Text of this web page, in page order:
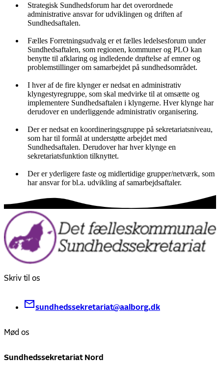
Strategisk Sundhedsforum har det overordnede
administrative ansvar for udviklingen og driften af
Sundhedsaftalen.
Fælles Forretningsudvalg er et fælles ledelsesforum under
Sundhedsaftalen, som regionen, kommuner og PLO kan
benytte til afklaring og indledende drøftelse af emner og
problemstillinger om samarbejdet på sundhedsområdet.
I hver af de fire klynger er nedsat en administrativ
klyngestyregruppe, som skal medvirke til at omsætte og
implementere Sundhedsaftalen i klyngerne. Hver klynge har
derudover en underliggende administrativ organisering.
Der er nedsat en koordineringsgruppe på sekretariatsniveau,
som har til formål at understøtte arbejdet med
Sundhedsaftalen. Derudover har hver klynge en
sekretariatsfunktion tilknyttet.
Der er yderligere faste og midlertidige grupper/netværk, som
har ansvar for bl.a. udvikling af samarbejdsaftaler.
Skriv til os
sundhedssekretariat@aalborg.dk
Mød os
Sundhedssekretariat Nord